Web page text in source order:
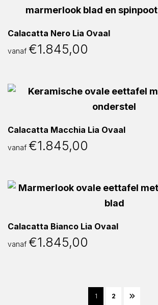
Calacatta Nero Lia Ovaal
vanaf €1.845,00
Calacatta Macchia Lia Ovaal
vanaf €1.845,00
Calacatta Bianco Lia Ovaal
vanaf €1.845,00
1 2